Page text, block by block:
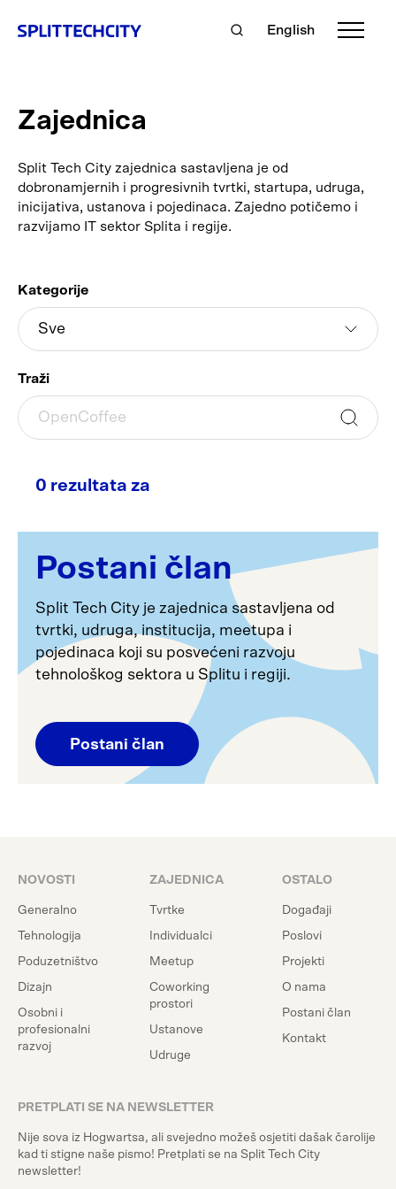
English
Zajednica
Split Tech City zajednica sastavljena je od
dobronamjernih i progresivnih tvrtki, startupa, udruga,
inicijativa, ustanova i pojedinaca. Zajedno potičemo i
razvijamo IT sektor Splita i regije.
Kategorije
Traži
0 rezultata za
Postani član
Split Tech City je zajednica sastavljena od
tvrtki, udruga, institucija, meetupa i
pojedinaca koji su posvećeni razvoju
tehnološkog sektora u Splitu i regiji.
Postani član
NOVOSTI
Generalno
Tehnologija
Poduzetništvo
Dizajn
Osobni i
profesionalni
razvoj
ZAJEDNICA
Tvrtke
Individualci
Meetup
Coworking
prostori
Ustanove
Udruge
OSTALO
Događaji
Poslovi
Projekti
O nama
Postani član
Kontakt
PRETPLATI SE NA NEWSLETTER
Nije sova iz Hogwartsa, ali svejedno možeš osjetiti dašak čarolije
kad ti stigne naše pismo! Pretplati se na Split Tech City
newsletter!